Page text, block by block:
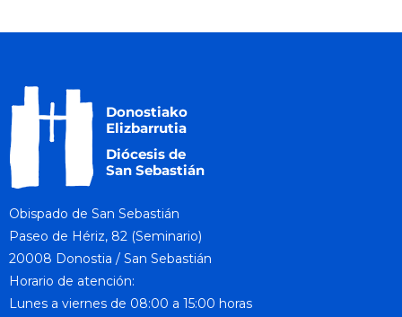
Obispado de San Sebastián
Paseo de Hériz, 82 (Seminario)
20008 Donostia / San Sebastián
Horario de atención:
Lunes a viernes de 08:00 a 15:00 horas